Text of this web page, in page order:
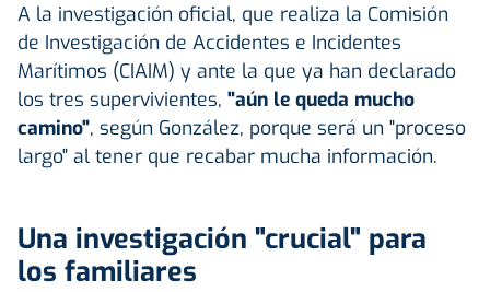
A la investigación oficial, que realiza la Comisión
de Investigación de Accidentes e Incidentes
Marítimos (CIAIM) y ante la que ya han declarado
los tres supervivientes, "aún le queda mucho
camino", según González, porque será un "proceso
largo" al tener que recabar mucha información.
Una investigación "crucial" para
los familiares